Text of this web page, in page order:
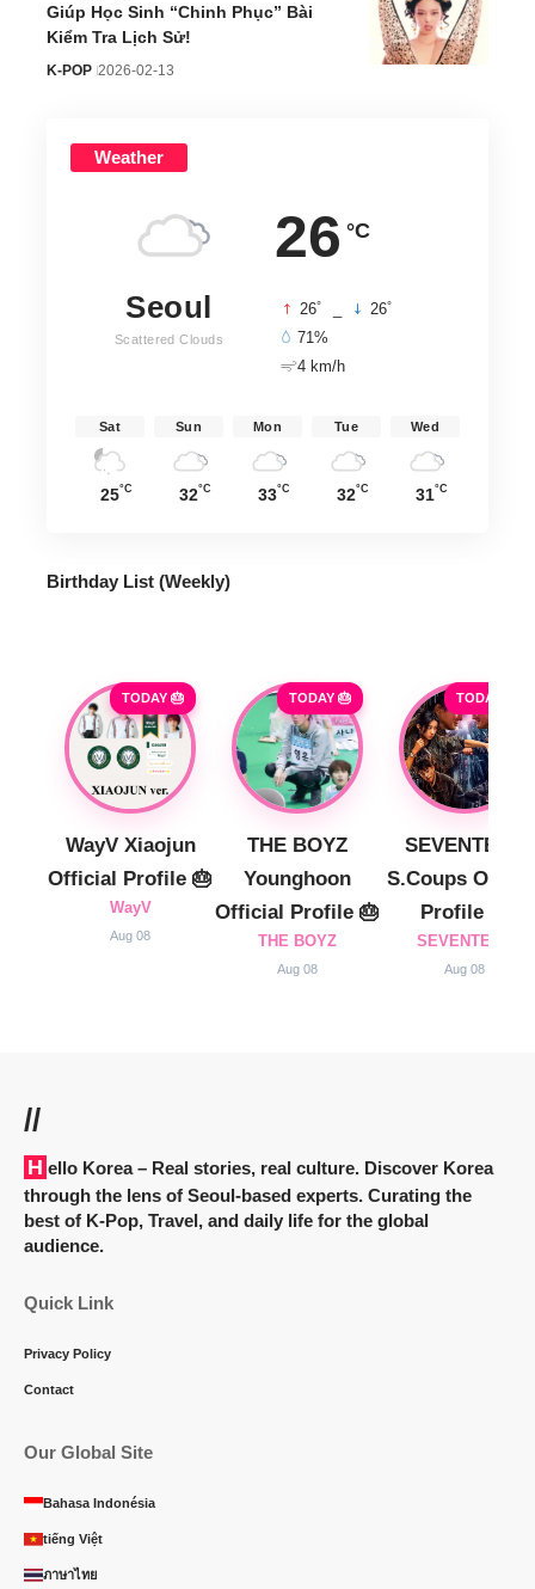
Giúp Học Sinh “Chinh Phục” Bài
Kiểm Tra Lịch Sử!
K-POP 2026-02-13
Weather
26 °C
Seoul
Scattered Clouds
26° 26°
71%
4 km/h
Sat
25°C
Sun
32°C
Mon
33°C
Tue
32°C
Wed
31°C
Birthday List (Weekly)
TODAY 🎂
WayV Xiaojun
Official Profile 🎂
WayV
Aug 08
TODAY 🎂
THE BOYZ
Younghoon
Official Profile 🎂
THE BOYZ
Aug 08
TODAY 🎂
SEVENTEEN
S.Coups
Profile 🎂
SEVENTEEN
Aug 08
//
Hello Korea– Real stories, real culture. Discover Korea
through the lens of Seoul-based experts. Curating the
best of K-Pop, Travel, and daily life for the global
audience.
Quick Link
Privacy Policy
Contact
Our Global Site
Bahasa Indonésia
tiếng Việt
ภาษาไทย